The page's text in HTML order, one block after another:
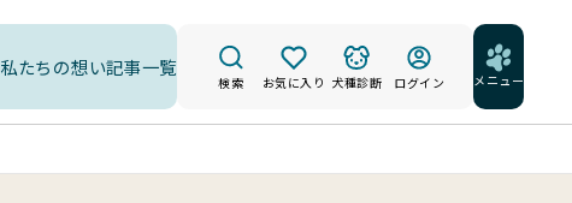
私たちの想い記事一覧
検索 お気に入り 犬種診断 ログイン メニュー